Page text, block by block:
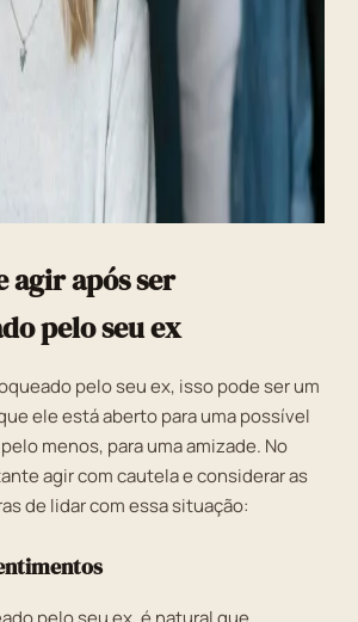
agir após ser
pelo seu ex
pelo seu ex, isso pode ser um
ele está aberto para uma possível
menos, para uma amizade. No
agir com cautela e considerar as
de lidar com essa situação: